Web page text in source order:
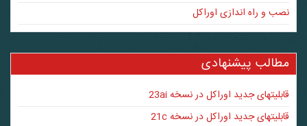
نصب و راه اندازی اوراکل
مطالب پیشنهادی
قابلیتهای جدید اوراکل در نسخه 23ai
قابلیتهای جدید اوراکل در نسخه 21c